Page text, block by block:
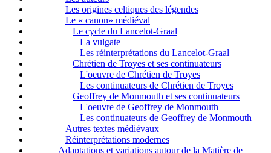
Les origines celtiques des légendes
Le « canon» médiéval
Le cycle du Lancelot-Graal
La vulgate
Les réinterprétations du Lancelot-Graal
Chrétien de Troyes et ses continuateurs
L'oeuvre de Chrétien de Troyes
Les continuateurs de Chrétien de Troyes
Geoffrey de Monmouth et ses continuateurs
L'oeuvre de Geoffrey de Monmouth
Les continuateurs de Geoffrey de Monmouth
Autres textes médiévaux
Réinterprétations modernes
Adaptations et variations autour de la Matière de